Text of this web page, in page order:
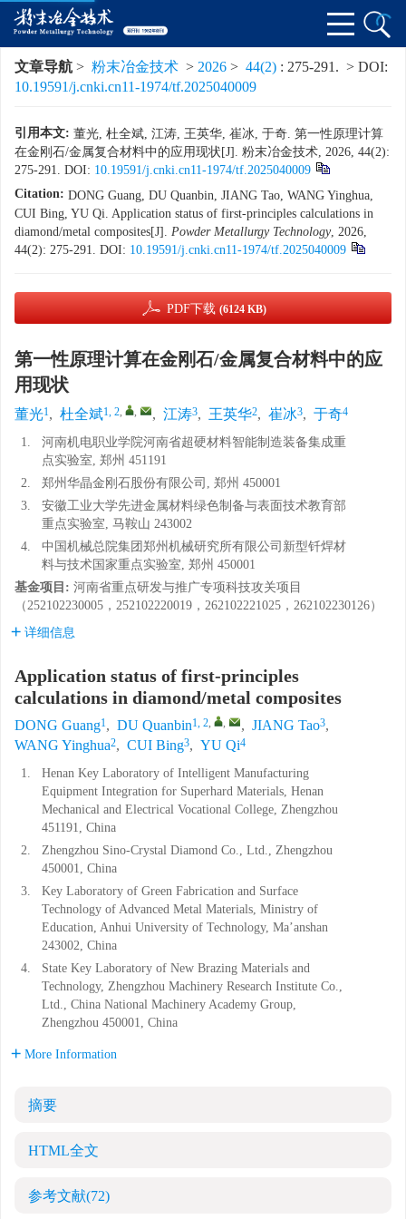
文章导航 > 粉末冶金技术 > 2026 > 44(2) : 275-291. > DOI:
10.19591/j.cnki.cn11-1974/tf.2025040009
引用本文: 董光, 杜全斌, 江涛, 王英华, 崔冰, 于奇. 第一性原理计算
在金刚石/金属复合材料中的应用现状[J]. 粉末冶金技术, 2026, 44(2):
275-291. DOI: 10.19591/j.cnki.cn11-1974/tf.2025040009
Citation: DONG Guang, DU Quanbin, JIANG Tao, WANG Yinghua,
CUI Bing, YU Qi. Application status of first-principles calculations in
diamond/metal composites[J]. Powder Metallurgy Technology, 2026,
44(2): 275-291. DOI: 10.19591/j.cnki.cn11-1974/tf.2025040009
PDF下载 (6124 KB)
第一性原理计算在金刚石/金属复合材料中的应
用现状
董光1, 杜全斌1, 2, , , 江涛3, 王英华2, 崔冰3, 于奇4
1.
河南机电职业学院河南省超硬材料智能制造装备集成重
点实验室, 郑州 451191
2.
郑州华晶金刚石股份有限公司, 郑州 450001
3.
安徽工业大学先进金属材料绿色制备与表面技术教育部
重点实验室, 马鞍山 243002
4.
中国机械总院集团郑州机械研究所有限公司新型钎焊材
料与技术国家重点实验室, 郑州 450001
基金项目: 河南省重点研发与推广专项科技攻关项目
（252102230005 ， 252102220019 ， 262102221025 ， 262102230126）
详细信息
Application status of first-principles
calculations in diamond/metal composites
DONG Guang1, DU Quanbin1, 2, , , JIANG Tao3,
WANG Yinghua2, CUI Bing3, YU Qi4
1.
Henan Key Laboratory of Intelligent Manufacturing
Equipment Integration for Superhard Materials, Henan
Mechanical and Electrical Vocational College, Zhengzhou
451191, China
2.
Zhengzhou Sino-Crystal Diamond Co., Ltd., Zhengzhou
450001, China
3.
Key Laboratory of Green Fabrication and Surface
Technology of Advanced Metal Materials, Ministry of
Education, Anhui University of Technology, Ma’anshan
243002, China
4.
State Key Laboratory of New Brazing Materials and
Technology, Zhengzhou Machinery Research Institute Co.,
Ltd., China National Machinery Academy Group,
Zhengzhou 450001, China
More Information
摘要
HTML全文
参考文献(72)